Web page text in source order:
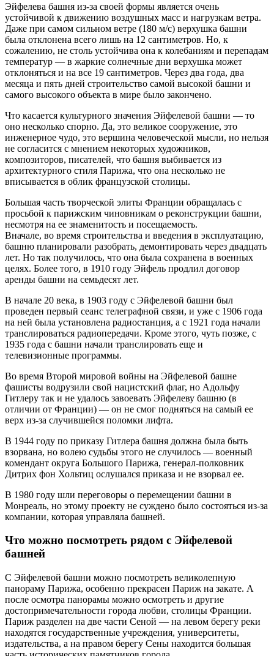
Эйфелева башня из-за своей формы является очень
устойчивой к движению воздушных масс и нагрузкам ветра.
Даже при самом сильном ветре (180 м/с) верхушка башни
была отклонена всего лишь на 12 сантиметров. Но, к
сожалению, не столь устойчива она к колебаниям и перепадам
температур — в жаркие солнечные дни верхушка может
отклоняться и на все 19 сантиметров. Через два года, два
месяца и пять дней строительство самой высокой башни и
самого высокого объекта в мире было закончено.
Что касается культурного значения Эйфелевой башни — то
оно несколько спорно. Да, это великое сооружение, это
инженерное чудо, это вершина человеческой мысли, но нельзя
не согласится с мнением некоторых художников,
композиторов, писателей, что башня выбивается из
архитектурного стиля Парижа, что она несколько не
вписывается в облик французской столицы.
Большая часть творческой элиты Франции обращалась с
просьбой к парижским чиновникам о реконструкции башни,
несмотря на ее знаменитость и посещаемость.
Вначале, во время строительства и введения в эксплуатацию,
башню планировали разобрать, демонтировать через двадцать
лет. Но так получилось, что она была сохранена в военных
целях. Более того, в 1910 году Эйфель продлил договор
аренды башни на семьдесят лет.
В начале 20 века, в 1903 году с Эйфелевой башни был
проведен первый сеанс телеграфной связи, и уже с 1906 года
на ней была установлена радиостанция, а с 1921 года начали
транслироваться радиопередачи. Кроме этого, чуть позже, с
1935 года с башни начали транслировать еще и
телевизионные программы.
Во время Второй мировой войны на Эйфелевой башне
фашисты водрузили свой нацистский флаг, но Адольфу
Гитлеру так и не удалось завоевать Эйфелеву башню (в
отличии от Франции) — он не смог подняться на самый ее
верх из-за случившейся поломки лифта.
В 1944 году по приказу Гитлера башня должна была быть
взорвана, но волею судьбы этого не случилось — военный
комендант округа Большого Парижа, генерал-полковник
Дитрих фон Хольтиц ослушался приказа и не взорвал ее.
В 1980 году шли переговоры о перемещении башни в
Монреаль, но этому проекту не суждено было состояться из-за
компании, которая управляла башней.
Что можно посмотреть рядом с Эйфелевой
башней
С Эйфелевой башни можно посмотреть великолепную
панораму Парижа, особенно прекрасен Париж на закате. А
после осмотра панорамы можно осмотреть и другие
достопримечательности города любви, столицы Франции.
Париж разделен на две части Сеной — на левом берегу реки
находятся государственные учреждения, университеты,
издательства, а на правом берегу Сены находится большая